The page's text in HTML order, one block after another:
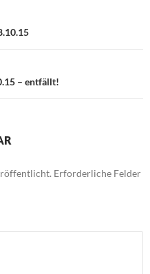
– entfällt!
Erforderliche Felder